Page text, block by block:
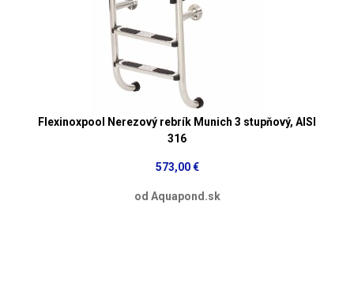
Flexinoxpool Nerezový rebrík Munich 3 stupňový, AISI
316
573,00 €
od Aquapond.sk